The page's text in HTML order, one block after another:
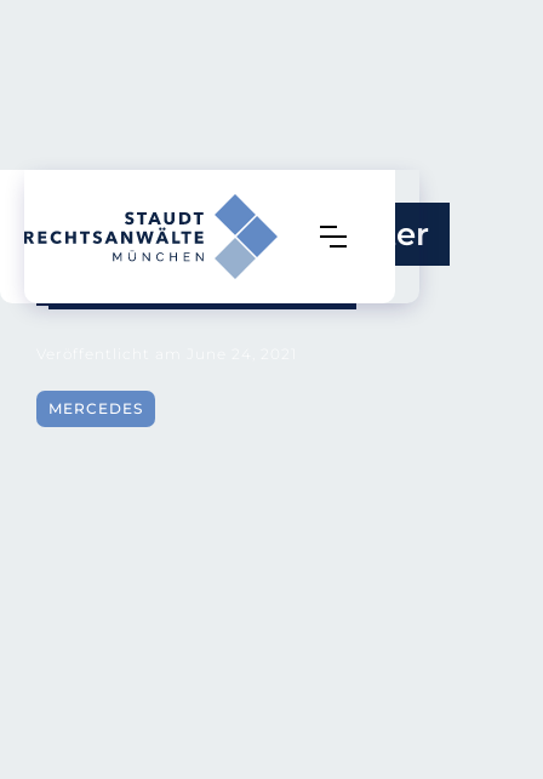
Daimler droht nächster
Milliarden-Schock
MERCEDES